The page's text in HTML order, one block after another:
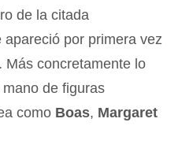
de la citada
por primera vez
Más concretamente lo
mano de figuras
como Boas, Margaret